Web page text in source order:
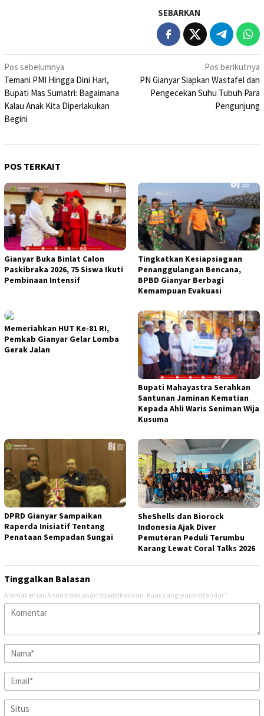
SEBARKAN
Navigasi
pos
Pos sebelumnya
Temani PMI Hingga Dini Hari,
Bupati Mas Sumatri: Bagaimana
Kalau Anak Kita Diperlakukan
Begini
Pos berikutnya
PN Gianyar Siapkan Wastafel dan
Pengecekan Suhu Tubuh Para
Pengunjung
POS TERKAIT
Gianyar Buka Binlat Calon
Paskibraka 2026, 75 Siswa Ikuti
Pembinaan Intensif
Tingkatkan Kesiapsiagaan
Penanggulangan Bencana,
BPBD Gianyar Berbagi
Kemampuan Evakuasi
Memeriahkan HUT Ke-81 RI,
Pemkab Gianyar Gelar Lomba
Gerak Jalan
Bupati Mahayastra Serahkan
Santunan Jaminan Kematian
Kepada Ahli Waris Seniman Wija
Kusuma
DPRD Gianyar Sampaikan
Raperda Inisiatif Tentang
Penataan Sempadan Sungai
SheShells dan Biorock
Indonesia Ajak Diver
Pemuteran Peduli Terumbu
Karang Lewat Coral Talks 2026
Tinggalkan Balasan
Alamat email Anda tidak akan dipublikasikan. Ruas yang wajib ditandai *